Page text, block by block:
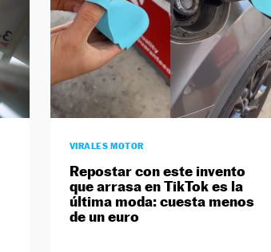
VIRALES MOTOR
Repostar con este invento
que arrasa en TikTok es la
última moda: cuesta menos
de un euro